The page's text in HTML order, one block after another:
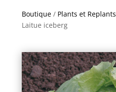
Boutique/ Plants et Replants
Laitue iceberg